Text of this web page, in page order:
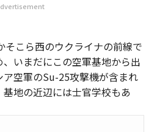
こら西のウクライナの前線で
いまだにこの空軍基地から出
空軍のSu-25攻撃機が含まれ
地の近辺には士官学校もあ